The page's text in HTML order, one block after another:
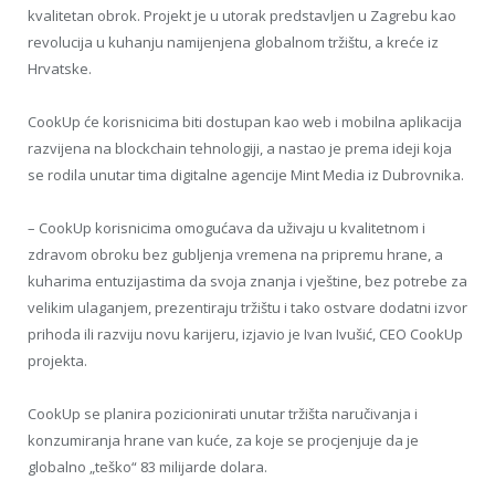
kvalitetan obrok. Projekt je u utorak predstavljen u Zagrebu kao
revolucija u kuhanju namijenjena globalnom tržištu, a kreće iz
Hrvatske.
CookUp će korisnicima biti dostupan kao web i mobilna aplikacija
razvijena na blockchain tehnologiji, a nastao je prema ideji koja
se rodila unutar tima digitalne agencije Mint Media iz Dubrovnika.
– CookUp korisnicima omogućava da uživaju u kvalitetnom i
zdravom obroku bez gubljenja vremena na pripremu hrane, a
kuharima entuzijastima da svoja znanja i vještine, bez potrebe za
velikim ulaganjem, prezentiraju tržištu i tako ostvare dodatni izvor
prihoda ili razviju novu karijeru, izjavio je Ivan Ivušić, CEO CookUp
projekta.
CookUp se planira pozicionirati unutar tržišta naručivanja i
konzumiranja hrane van kuće, za koje se procjenjuje da je
globalno „teško“ 83 milijarde dolara.